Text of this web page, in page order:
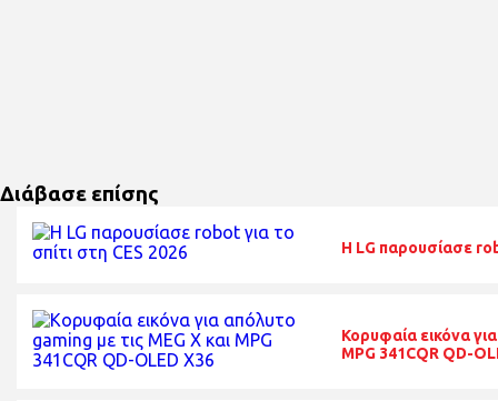
Διάβασε επίσης
H LG παρουσίασε
Κορυφαία εικόνα
MPG 341CQR QD-